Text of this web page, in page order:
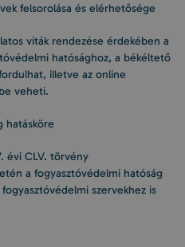
felsorolása és elérhetősége
viták rendezése érdekében a
hatósághoz, a békéltető
illetve az online
veheti.
hatásköre
évi CLV. törvény
a fogyasztóvédelmi hatóság
szervekhez is